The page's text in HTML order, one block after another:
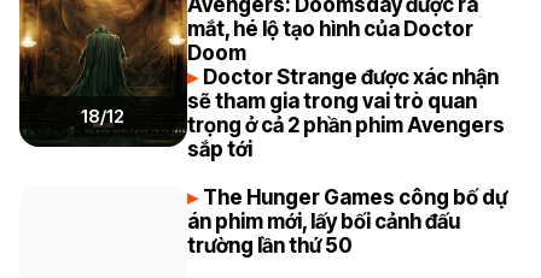
18/12
mắt, hé lộ tạo hình của Doctor
Doom
Doctor Strange được xác nhận
sẽ tham gia trong vai trò quan
trọng ở cả 2 phần phim Avengers
sắp tới
The Hunger Games công bố dự
án phim mới, lấy bối cảnh đấu
trường lần thứ 50